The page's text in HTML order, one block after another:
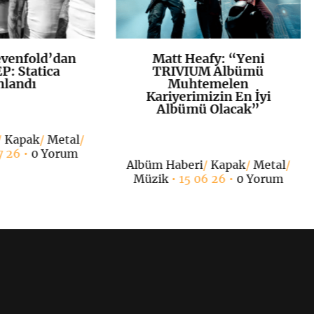
+Statica
Kapak/Metal/
26 • 0 Yorum
K+
Matt Heafy: “Yeni
TRIVIUM Albümü
Muhtemelen
Kariyerimizin En İyi
Albümü Olacak”
Albüm Haberi/ Kapak/Metal/
Müzik• 15 06 26 • 0 Yorum